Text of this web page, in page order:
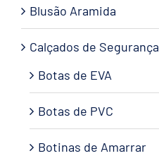
Blusão Aramida
Calçados de Segurança
Botas de EVA
Botas de PVC
Botinas de Amarrar